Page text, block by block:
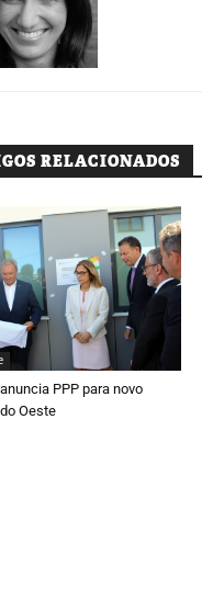
RELACIONADOS
PPP para novo
Oeste